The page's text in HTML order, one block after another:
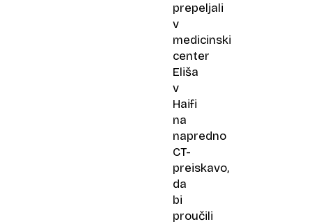
prepeljali
v
medicinski
center
Eliša
v
Haifi
na
napredno
CT-
preiskavo,
da
bi
proučili